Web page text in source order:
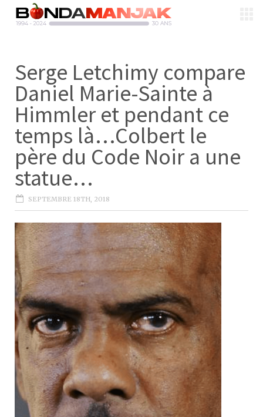
Serge Letchimy compare
Daniel Marie-Sainte à
Himmler et pendant ce
temps là…Colbert le
père du Code Noir a une
statue…
SEPTEMBRE 18TH, 2018